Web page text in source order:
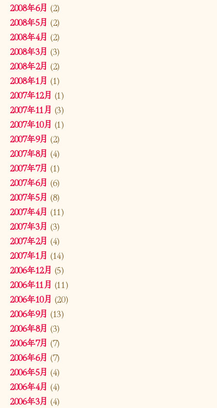
2008年6月 (2)
2008年5月 (2)
2008年4月 (2)
2008年3月 (3)
2008年2月 (2)
2008年1月 (1)
2007年12月 (1)
2007年11月 (3)
2007年10月 (1)
2007年9月 (2)
2007年8月 (4)
2007年7月 (1)
2007年6月 (6)
2007年5月 (8)
2007年4月 (11)
2007年3月 (3)
2007年2月 (4)
2007年1月 (14)
2006年12月 (5)
2006年11月 (11)
2006年10月 (20)
2006年9月 (13)
2006年8月 (3)
2006年7月 (7)
2006年6月 (7)
2006年5月 (4)
2006年4月 (4)
2006年3月 (4)